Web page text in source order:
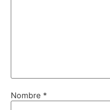
Nombre *